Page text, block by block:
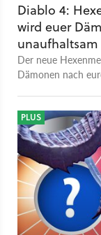
Diablo 4:
wird euer
unaufhaltsam
Der neue
Dämonen nach
PLUS